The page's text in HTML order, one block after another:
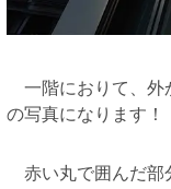
一階におりて、外
の写真になります！
赤い丸で囲んだ部